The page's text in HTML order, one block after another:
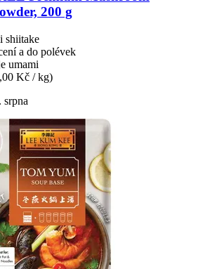
200 g
shiitake
a do polévek
umami
Kč / kg)
srpna